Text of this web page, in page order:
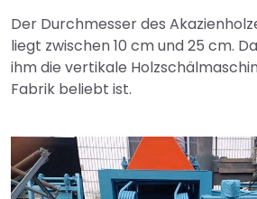
Der Durchmesser des
liegt zwischen 10 cm und 25 cm.
ihm die vertikale
Fabrik beliebt ist.